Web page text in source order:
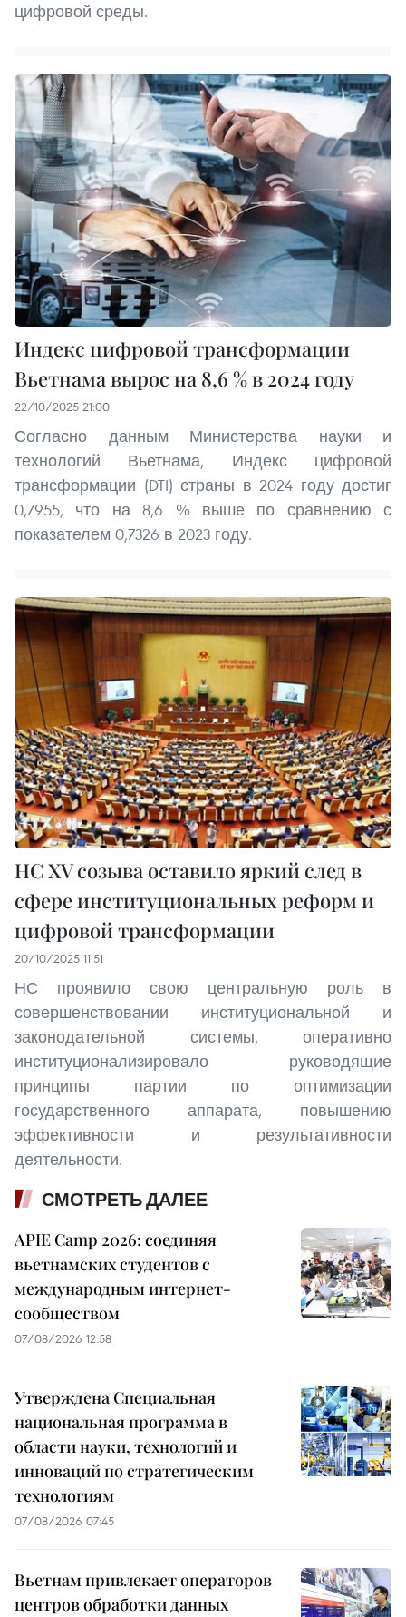
цифровой среды.
Индекс цифровой трансформации
Вьетнама вырос на 8,6 % в 2024 году
22/10/2025 21:00
Согласно данным Министерства науки и
технологий Вьетнама, Индекс цифровой
трансформации (DTI) страны в 2024 году достиг
0,7955, что на 8,6 % выше по сравнению с
показателем 0,7326 в 2023 году.
НС XV созыва оставило яркий след в
сфере институциональных реформ и
цифровой трансформации
20/10/2025 11:51
НС проявило свою центральную роль в
совершенствовании институциональной и
законодательной системы, оперативно
институционализировало руководящие
принципы партии по оптимизации
государственного аппарата, повышению
эффективности и результативности
деятельности.
СМОТРЕТЬ ДАЛЕЕ
APIE Camp 2026: соединяя
вьетнамских студентов с
международным интернет-
сообществом
07/08/2026 12:58
Утверждена Специальная
национальная программа в
области науки, технологий и
инноваций по стратегическим
технологиям
07/08/2026 07:45
Вьетнам привлекает операторов
центров обработки данных